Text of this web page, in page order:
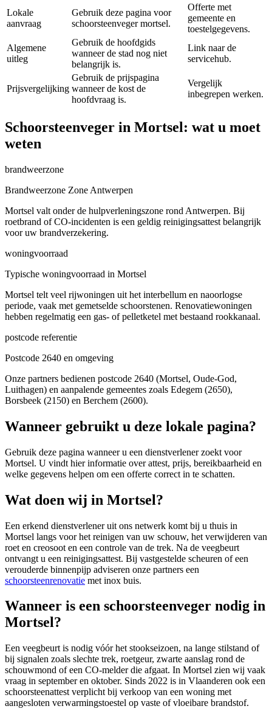
Lokale
aanvraag
Gebruik deze pagina voor
schoorsteenveger mortsel.
Offerte met
gemeente en
toestelgegevens.
Algemene
uitleg
Gebruik de hoofdgids
wanneer de stad nog niet
belangrijk is.
Link naar de
servicehub.
Prijsvergelijking
Gebruik de prijspagina
wanneer de kost de
hoofdvraag is.
Vergelijk
inbegrepen werken.
Schoorsteenveger in Mortsel: wat u moet
weten
brandweerzone
Brandweerzone Zone Antwerpen
Mortsel valt onder de hulpverleningszone rond Antwerpen. Bij
roetbrand of CO-incidenten is een geldig reinigingsattest belangrijk
voor uw brandverzekering.
woningvoorraad
Typische woningvoorraad in Mortsel
Mortsel telt veel rijwoningen uit het interbellum en naoorlogse
periode, vaak met gemetselde schoorstenen. Renovatiewoningen
hebben regelmatig een gas- of pelletketel met bestaand rookkanaal.
postcode referentie
Postcode 2640 en omgeving
Onze partners bedienen postcode 2640 (Mortsel, Oude-God,
Luithagen) en aanpalende gemeentes zoals Edegem (2650),
Borsbeek (2150) en Berchem (2600).
Wanneer gebruikt u deze lokale pagina?
Gebruik deze pagina wanneer u een dienstverlener zoekt voor
Mortsel. U vindt hier informatie over attest, prijs, bereikbaarheid en
welke gegevens helpen om een offerte correct in te schatten.
Wat doen wij in Mortsel?
Een erkend dienstverlener uit ons netwerk komt bij u thuis in
Mortsel langs voor het reinigen van uw schouw, het verwijderen van
roet en creosoot en een controle van de trek. Na de veegbeurt
ontvangt u een reinigingsattest. Bij vastgestelde scheuren of een
verouderde binnenpijp adviseren onze partners een
schoorsteenrenovatie met inox buis.
Wanneer is een schoorsteenveger nodig in
Mortsel?
Een veegbeurt is nodig vóór het stookseizoen, na lange stilstand of
bij signalen zoals slechte trek, roetgeur, zwarte aanslag rond de
schouwmond of een CO-melder die afgaat. In Mortsel zien wij vaak
vraag in september en oktober. Sinds 2022 is in Vlaanderen ook een
schoorsteenattest verplicht bij verkoop van een woning met
aangesloten verwarmingstoestel op vaste of vloeibare brandstof.